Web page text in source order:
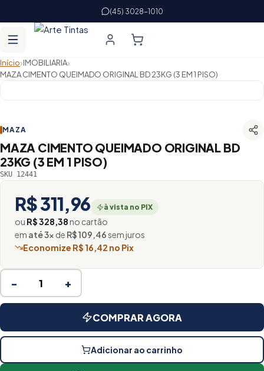
(45) 3028-1010
Início›IMOBILIARIA›
MAZA CIMENTO QUEIMADO ORIGINAL BD 23KG (3 EM 1 PISO)
MAZA
MAZA CIMENTO QUEIMADO ORIGINAL BD
23KG (3 EM 1 PISO)
SKU 12441
R$ 311,96 à vista no PIX
ou R$ 328,38no cartão
em até 3× de R$ 109,46sem juros
Economize R$ 16,42 no Pix
− +
COMPRAR AGORA
Adicionar ao carrinho